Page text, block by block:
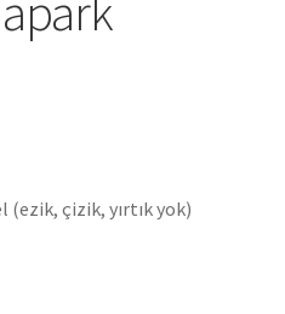
(ezik, çizik, yırtık yok)